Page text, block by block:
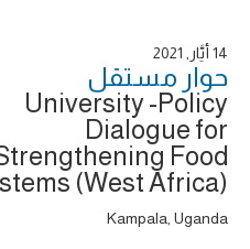
14 أَيَّار, 2021
حوار ‎مستقل
University -Policy
Dialogue for
Food
(West Africa)
Kampala, Uganda